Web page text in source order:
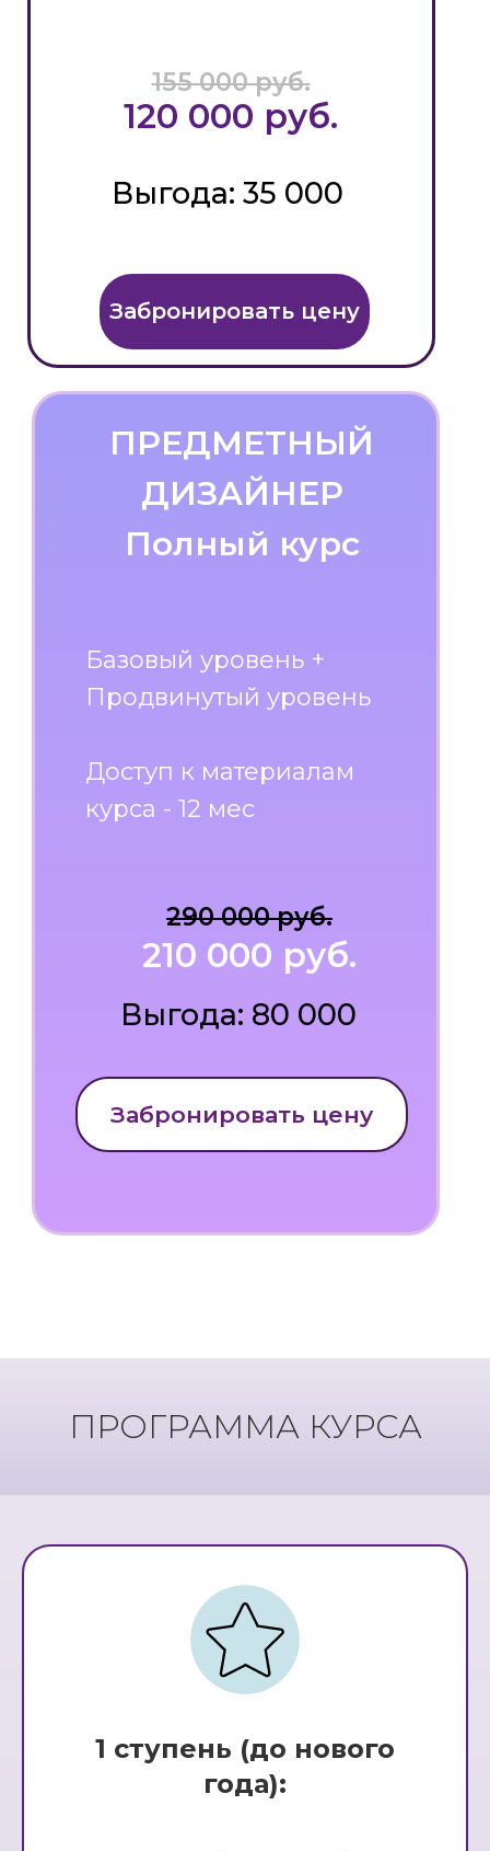
210 000 руб.
290 000 руб.
120 000 руб.
155 000 руб.
Выгода: 80 000
Выгода: 35 000
Базовый уровень +
Продвинутый уровень
Доступ к материалам
курса - 12 мес
ПРЕДМЕТНЫЙ
ДИЗАЙНЕР
Полный курс
Забронировать цену
Забронировать цену
ПРОГРАММА КУРСА
1 ступень (до нового
года):